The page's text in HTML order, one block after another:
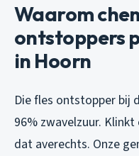
Waarom
ontstoppers
in Hoorn
Die fles ontstopper bij
96% zwavelzuur.
dat averechts. Onze